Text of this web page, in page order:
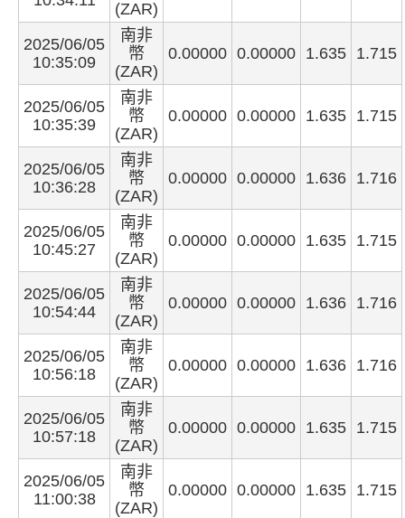
(ZAR)
2025/06/05
10:35:09
南非
幣
(ZAR)
0.00000 0.00000 1.635 1.715
2025/06/05
10:35:39
南非
幣
(ZAR)
0.00000 0.00000 1.635 1.715
2025/06/05
10:36:28
南非
幣
(ZAR)
0.00000 0.00000 1.636 1.716
2025/06/05
10:45:27
南非
幣
(ZAR)
0.00000 0.00000 1.635 1.715
2025/06/05
10:54:44
南非
幣
(ZAR)
0.00000 0.00000 1.636 1.716
2025/06/05
10:56:18
南非
幣
(ZAR)
0.00000 0.00000 1.636 1.716
2025/06/05
10:57:18
南非
幣
(ZAR)
0.00000 0.00000 1.635 1.715
2025/06/05
11:00:38
南非
幣
(ZAR)
0.00000 0.00000 1.635 1.715